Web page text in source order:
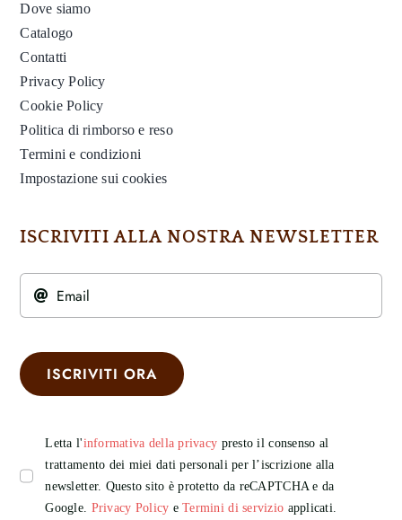
Dove siamo
Catalogo
Contatti
Privacy Policy
Cookie Policy
Politica di rimborso e reso
Termini e condizioni
Impostazione sui cookies
ISCRIVITI ALLA NOSTRA NEWSLETTER
ISCRIVITI ORA
Letta l'informativa della privacy presto il consenso al
trattamento dei miei dati personali per l’iscrizione alla
newsletter. Questo sito è protetto da reCAPTCHA e da
Google. Privacy Policy eTermini di servizio applicati.